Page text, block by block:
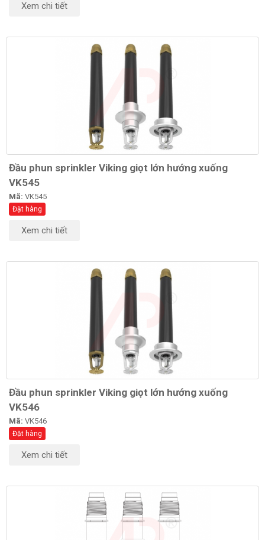
Xem chi tiết
Đầu phun sprinkler Viking giọt lớn hướng xuống
VK545
Mã: VK545
Đặt hàng
Xem chi tiết
Đầu phun sprinkler Viking giọt lớn hướng xuống
VK546
Mã: VK546
Đặt hàng
Xem chi tiết